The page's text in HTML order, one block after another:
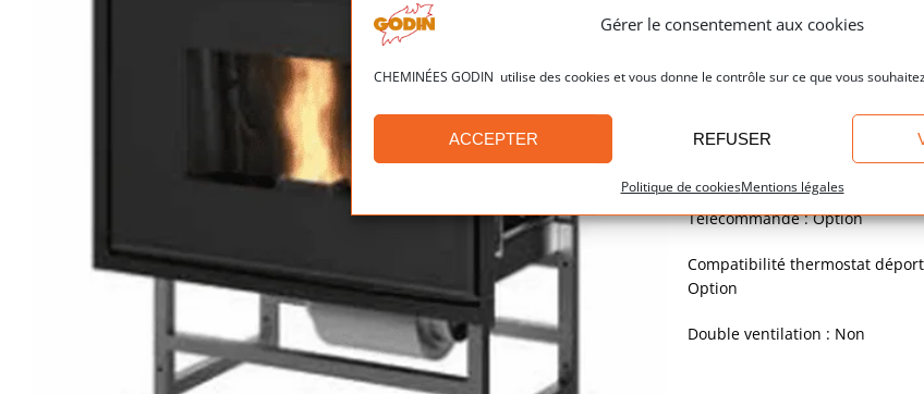
Gérer le consentement aux cookies
CHEMINÉES GODIN utilise des cookies et vous donne le contrôle sur ce que vous
ACCEPTER REFUSER
Politique de cookiesMentions légales
: 78.2 x 64 x 68.3 cm
Télécommande : Option
Compatibilité thermostat
Option
Double ventilation : Non